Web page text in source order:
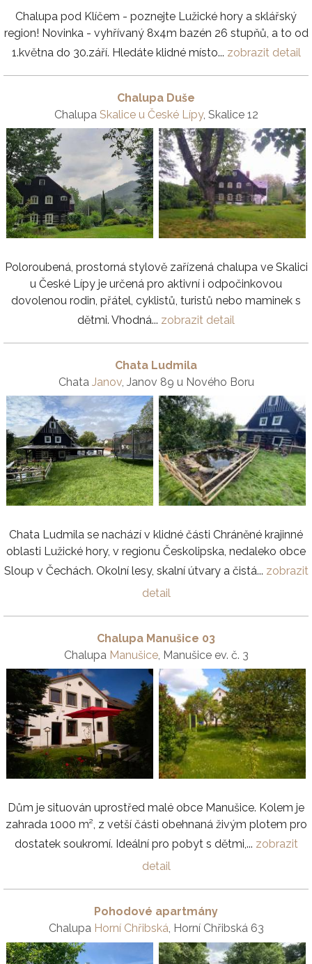
Chalupa pod Klíčem - poznejte Lužické hory a sklářský
region! Novinka - vyhřívaný 8x4m bazén 26 stupňů, a to od
1.května do 30.září. Hledáte klidné místo... zobrazit detail
Chalupa Duše
Chalupa Skalice u České Lípy, Skalice 12
Poloroubená, prostorná stylově zařízená chalupa ve Skalici
u České Lípy je určená pro aktivní i odpočinkovou
dovolenou rodin, přátel, cyklistů, turistů nebo maminek s
dětmi. Vhodná... zobrazit detail
Chata Ludmila
Chata Janov, Janov 89 u Nového Boru
Chata Ludmila se nachází v klidné části Chráněné krajinné
oblasti Lužické hory, v regionu Českolipska, nedaleko obce
Sloup v Čechách. Okolní lesy, skalní útvary a čistá... zobrazit
detail
Chalupa Manušice 03
Chalupa Manušice, Manušice ev. č. 3
Dům je situován uprostřed malé obce Manušice. Kolem je
zahrada 1000 m², z vetší části obehnaná živým plotem pro
dostatek soukromí. Ideální pro pobyt s dětmi,... zobrazit
detail
Pohodové apartmány
Chalupa Horní Chřibská, Horní Chřibská 63